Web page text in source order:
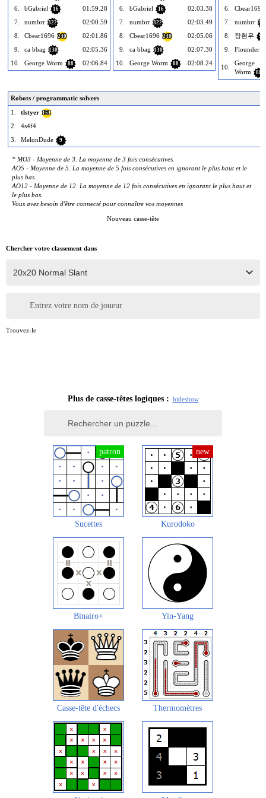
6.
bGabriel 16
01:59.28
7.
numbrr 322
02:00.59
8.
Cbear1696 240
02:01.86
9.
ca bbag 130
02:05.36
10.
George Worm 88 02:06.84
6.
bGabriel 16
02:03.38
7.
numbrr 322
02:03.49
8.
Cbear1696 240
02:05.06
9.
ca bbag 130
02:07.30
10.
George Worm 88 02:08.24
6.
Cbear1696
7.
numbrr
8. 장현우 97
9. Flounder
10.
George
Worm
88
Robots / programmatic solvers
1.
tlstyer 151
2.
4s4f4
3.
MelonDude 9
* MO3 - Moyenne de 3. La moyenne de 3 fois consécutives.
AO5 - Moyenne de 5. La moyenne de 5 fois consécutives en ignorant le plus haut et le
plus bas.
AO12 - Moyenne de 12. La moyenne de 12 fois consécutives en ignorant le plus haut et
le plus bas.
Vous avez besoin d'être connecté pour connaître vos moyennes
Nouveau casse-tête
Chercher votre classement dans
Entrez votre nom de joueur
Trouvez-le
Plus de casse-têtes logiques : hideshow
Sucettes Kurodoko
Binairo+ Yin-Yang
Casse-tête d'échecs Thermomètres